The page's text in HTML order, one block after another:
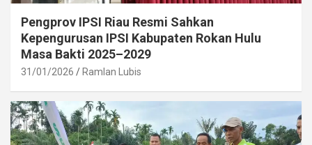
Pengprov IPSI Riau Resmi Sahkan
Kepengurusan IPSI Kabupaten Rokan Hulu
Masa Bakti 2025–2029
31/01/2026 Ramlan Lubis